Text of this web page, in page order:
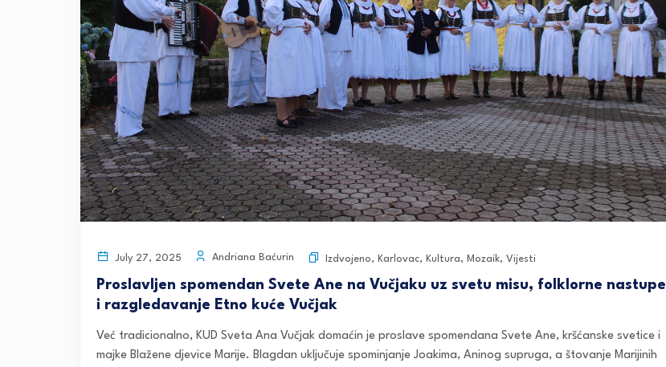
July 27, 2025 Andriana Baćurin Izdvojeno, Karlovac, Kultura, Mozaik, Vijesti
Proslavljen spomendan Svete Ane na Vučjaku uz svetu misu, folklorne nastupe
i razgledavanje Etno kuće Vučjak
Već tradicionalno, KUD Sveta Ana Vučjak domaćin je proslave spomendana Svete Ane, kršćanske svetice i
majke Blažene djevice Marije. Blagdan uključuje spominjanje Joakima, Aninog supruga, a štovanje Marijinih